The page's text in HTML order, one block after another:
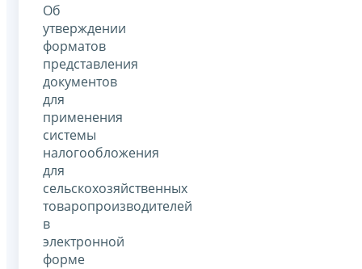
Об
утверждении
форматов
представления
документов
для
применения
системы
налогообложения
для
сельскохозяйственных
товаропроизводителей
в
электронной
форме